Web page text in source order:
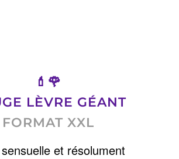
💄🌹
LÈVRE GÉANT
FORMAT XXL
et résolument